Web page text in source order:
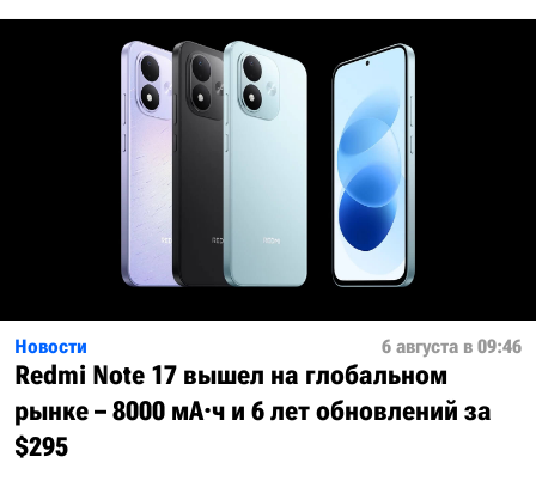
Новости 6 августа в 09:46
Redmi Note 17 вышел на глобальном
рынке – 8000 мА·ч и 6 лет обновлений за
$295